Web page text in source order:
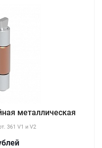
металлическая
361 V1 и V2
лей